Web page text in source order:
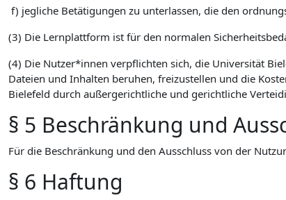
f) jegliche Betätigungen zu unterlassen, die den
(3) Die Lernplattform ist für den normalen
(4) Die Nutzer*innen verpflichten sich, die Universität
Dateien und Inhalten beruhen, freizustellen und die
Bielefeld durch außergerichtliche und gerichtliche
§ 5 Beschränkung und
Für die Beschränkung und den Ausschluss von der
§ 6 Haftung